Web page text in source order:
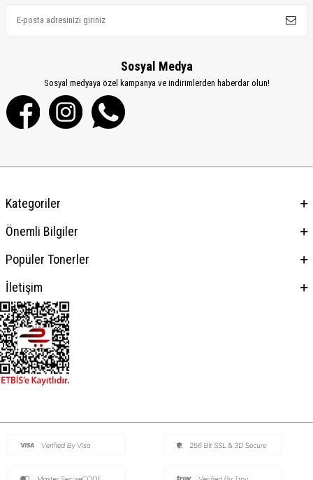
Sosyal Medya
Sosyal medyaya özel kampanya ve indirimlerden haberdar olun!
Kategoriler
Önemli Bilgiler
Popüler Tonerler
İletişim